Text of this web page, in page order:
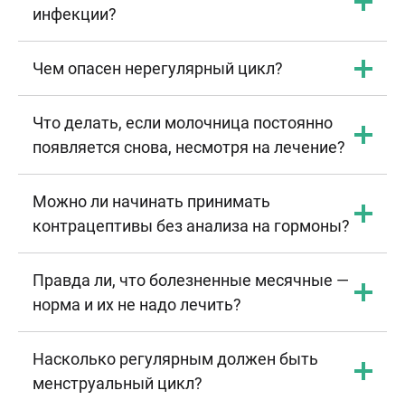
инфекции?
Чем опасен нерегулярный цикл?
Что делать, если молочница постоянно
появляется снова, несмотря на лечение?
Можно ли начинать принимать
контрацептивы без анализа на гормоны?
Правда ли, что болезненные месячные —
норма и их не надо лечить?
Насколько регулярным должен быть
менструальный цикл?